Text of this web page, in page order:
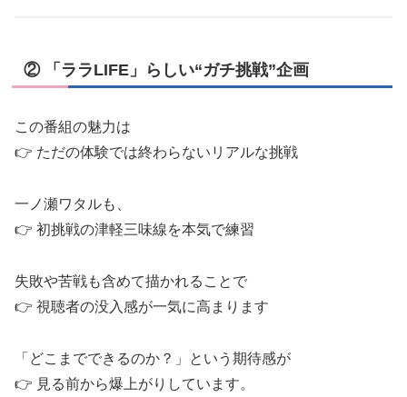
② 「ララLIFE」らしい“ガチ挑戦”企画
この番組の魅力は
👉 ただの体験では終わらないリアルな挑戦
一ノ瀬ワタルも、
👉 初挑戦の津軽三味線を本気で練習
失敗や苦戦も含めて描かれることで
👉 視聴者の没入感が一気に高まります
「どこまでできるのか？」という期待感が
👉 見る前から爆上がりしています。